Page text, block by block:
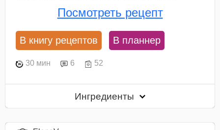
Посмотреть рецепт
В книгу рецептов В планнер
30 мин 6 52
Ингредиенты